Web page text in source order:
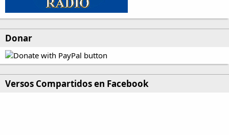
Donar
Versos Compartidos en Facebook